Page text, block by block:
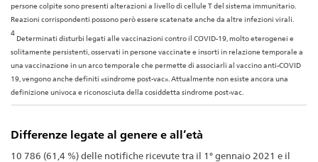
persone colpite sono presenti alterazioni a livello di cellule T del sistema immunitario.
Reazioni corrispondenti possono però essere scatenate anche da altre infezioni virali.
4
Determinati disturbi legati alle vaccinazioni contro il COVID-19, molto eterogenei e
solitamente persistenti, osservati in persone vaccinate e insorti in relazione temporale a
una vaccinazione in un arco temporale che permette di associarli al vaccino anti-COVID
19, vengono anche definiti «sindrome post-vac». Attualmente non esiste ancora una
definizione univoca e riconosciuta della cosiddetta sindrome post-vac.
Differenze legate al genere e all’età
10 786 (61,4 %) delle notifiche ricevute tra il 1° gennaio 2021 e il